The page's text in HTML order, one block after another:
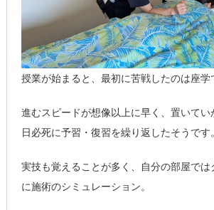
授業が始まると、最初に苦戦したのは座学
進むスピードが想像以上に早く、置いてい
日必死に予習・復習を繰り返したそうです。
実技も覚えることが多く、自分の部屋では
に施術のシミュレーション。